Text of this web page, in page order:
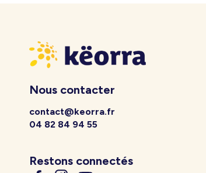
Nous contacter
contact@keorra.fr
04 82 84 94 55
Restons connectés